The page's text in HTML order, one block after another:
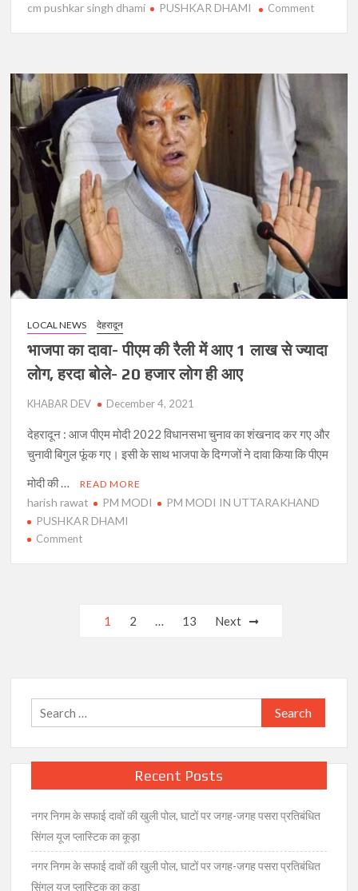
cm pushkar singh dhami PUSHKAR DHAMI Commenton
प्रीतम
CM
से
इस्तीफे
की
मांग,
कहा-
मिनट
रहने
LOCAL NEWS देहरादून
भाजपा का दावा- पीएम की रैली में आए 1 लाख से ज्यादा
लोग, हरदा बोले- 20 हजार लोग ही आए
KHABAR DEV December 4, 2021
देहरादून : आज पीएम मोदी 2022 विधानसभा चुनाव का शंखनाद कर गए और
चुनावी बिगुल फूंक गए। इसी के साथ भाजपा के दिग्गजों ने दावा किया कि पीएम
मोदी की …
READ MORE
harish rawat PM MODI
PM MODI IN UTTARAKHAND
PUSHKAR DHAMI
Commenton
आए
1
लाख
से
ज्यादा
20
हजार
लोग
ही
1 2 … 13 Next
Search
for:
Recent Posts
नगर निगम के सफाई दावों की खुली पोल, घाटों पर जगह-जगह पसरा प्रतिबंधित
सिंगल यूज प्लास्टिक का कूड़ा
नगर निगम के सफाई दावों की खुली पोल, घाटों पर जगह-जगह पसरा प्रतिबंधित
सिंगल यूज प्लास्टिक का कूड़ा